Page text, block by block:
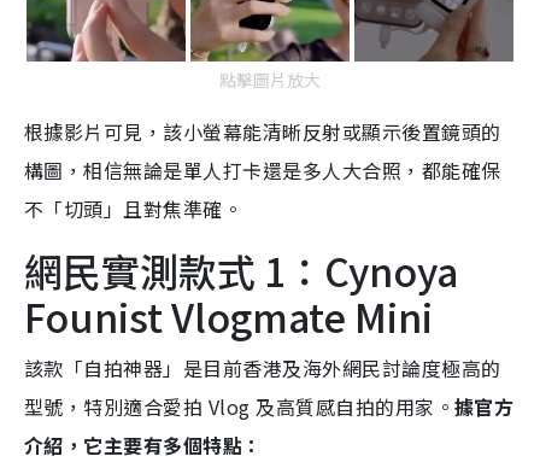
點擊圖片放大
根據影片可見，該小螢幕能清晰反射或顯示後置鏡頭的
構圖，相信無論是單人打卡還是多人大合照，都能確保
不「切頭」且對焦準確。
網民實測款式 1：Cynoya
Founist Vlogmate Mini
該款「自拍神器」是目前香港及海外網民討論度極高的
型號，特別適合愛拍 Vlog 及高質感自拍的用家。 據官方
介紹，它主要有多個特點：